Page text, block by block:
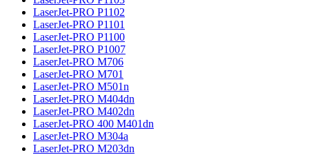
LaserJet-PRO P1102
LaserJet-PRO P1101
LaserJet-PRO P1100
LaserJet-PRO P1007
LaserJet-PRO M706
LaserJet-PRO M701
LaserJet-PRO M501n
LaserJet-PRO M404dn
LaserJet-PRO M402dn
LaserJet-PRO 400 M401dn
LaserJet-PRO M304a
LaserJet-PRO M203dn